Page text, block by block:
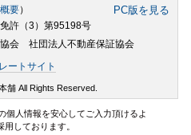
要） PC版を見る
許（3）第95198号
会 社団法人不動産保証協会
ートサイト
舗 All Rights Reserved.
個人情報を安心してご入力頂けるよ
用しております。